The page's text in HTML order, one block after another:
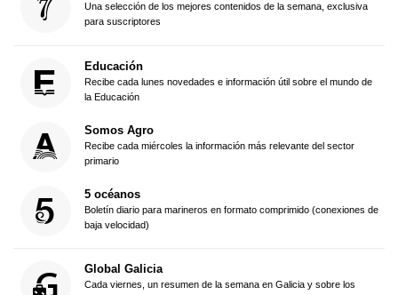
Una selección de los mejores contenidos de la semana, exclusiva
para suscriptores
Educación
Recibe cada lunes novedades e información útil sobre el mundo de
la Educación
Somos Agro
Recibe cada miércoles la información más relevante del sector
primario
5 océanos
Boletín diario para marineros en formato comprimido (conexiones de
baja velocidad)
Global Galicia
Cada viernes, un resumen de la semana en Galicia y sobre los